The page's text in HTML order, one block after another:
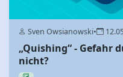
Sven Owsianowski•
„Quishing“ - Gefahr
nicht?